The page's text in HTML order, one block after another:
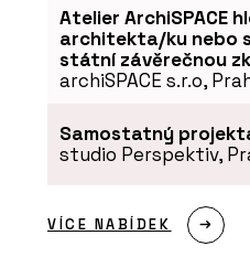
Atelier ArchiSPACE
architekta/ku nebo
státní závěrečnou
archiSPACE s.r.o,
Samostatný
studio Perspektiv,
VÍCE NABÍDEK